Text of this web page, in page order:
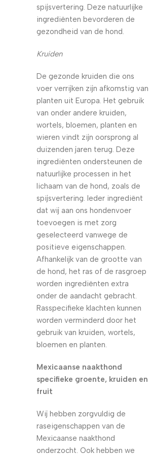
spijsvertering. Deze natuurlijke
ingrediënten bevorderen de
gezondheid van de hond.
Kruiden
De gezonde kruiden die ons
voer verrijken zijn afkomstig van
planten uit Europa. Het gebruik
van onder andere kruiden,
wortels, bloemen, planten en
wieren vindt zijn oorsprong al
duizenden jaren terug. Deze
ingrediënten ondersteunen de
natuurlijke processen in het
lichaam van de hond, zoals de
spijsvertering. Ieder ingrediënt
dat wij aan ons hondenvoer
toevoegen is met zorg
geselecteerd vanwege de
positieve eigenschappen.
Afhankelijk van de grootte van
de hond, het ras of de rasgroep
worden ingrediënten extra
onder de aandacht gebracht.
Rasspecifieke klachten kunnen
worden verminderd door het
gebruik van kruiden, wortels,
bloemen en planten.
Mexicaanse naakthond
specifieke groente, kruiden en
fruit
Wij hebben zorgvuldig de
raseigenschappen van de
Mexicaanse naakthond
onderzocht. Ook hebben we